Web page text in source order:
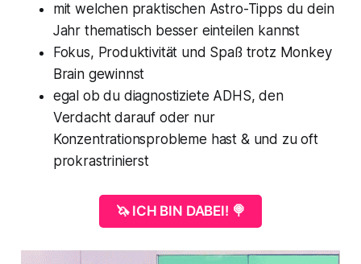
mit welchen praktischen Astro-Tipps du dein
Jahr thematisch besser einteilen kannst
Fokus, Produktivität und Spaß trotz Monkey
Brain gewinnst
egal ob du diagnostiziete ADHS, den
Verdacht darauf oder nur
Konzentrationsprobleme hast & und zu oft
prokrastrinierst
🦄 ICH BIN DABEI! 🍭